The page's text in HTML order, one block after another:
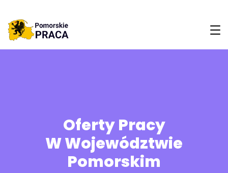
Oferty Pracy
W Województwie
Pomorskim